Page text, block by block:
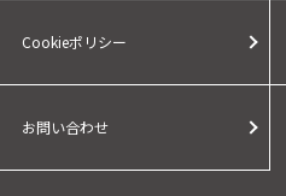
Cookieポリシー
お問い合わせ